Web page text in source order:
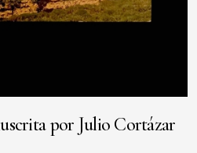
por Julio Cortázar